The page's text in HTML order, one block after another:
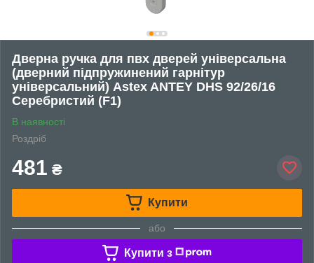
Дверна ручка для пвх дверей універсальна
(дверний підпружинений гарнітур
універсальний) Astex ANTEY DHS 92/26/16
Серебристий (F1)
В наявності
Роздріб
481 ₴
Купити
або
Купити з